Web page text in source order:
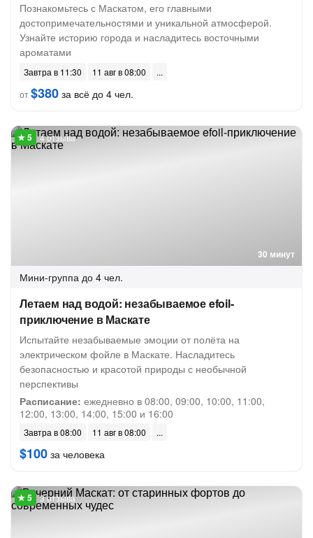
Познакомьтесь с Маскатом, его главными
достопримечательностями и уникальной атмосферой.
Узнайте историю города и насладитесь восточными
ароматами
Завтра в 11:30
11 авг в 08:00
от$380 за всё до 4 чел.
30 минут
4 отзыва
Мини-группа до 4 чел.
Летаем над водой: незабываемое efoil-
приключение в Маскате
Испытайте незабываемые эмоции от полёта на
электрическом фойле в Маскате. Насладитесь
безопасностью и красотой природы с необычной
перспективы
Расписание: ежедневно в 08:00, 09:00, 10:00, 11:00,
12:00, 13:00, 14:00, 15:00 и 16:00
Завтра в 08:00 11 авг в 08:00
$100 за человека
3 отзыва